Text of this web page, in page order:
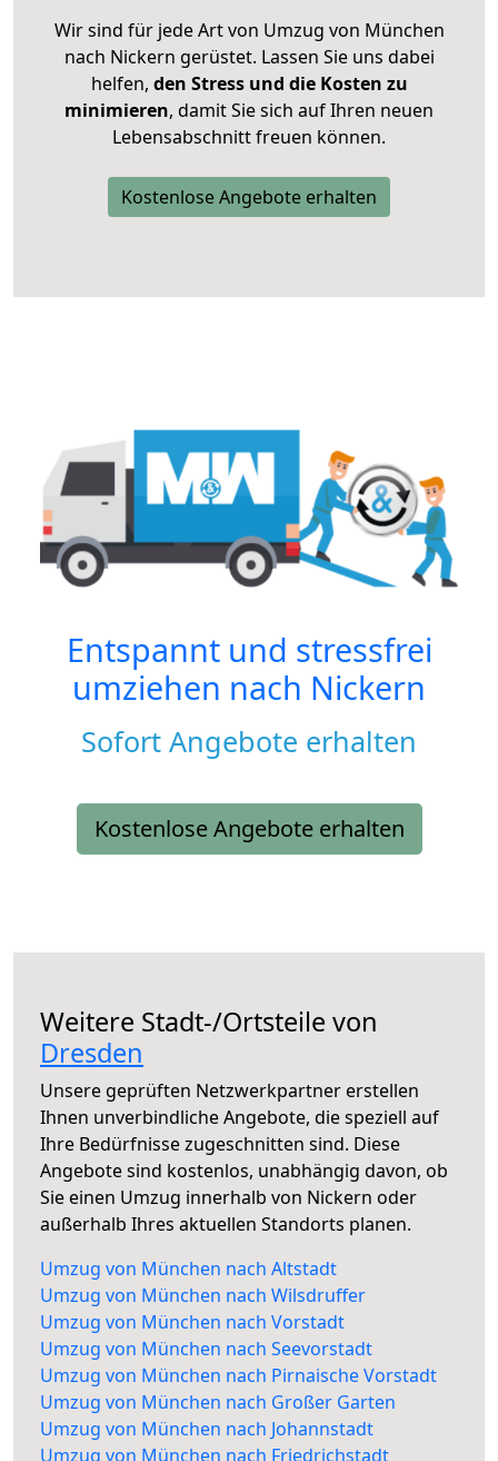
Wir sind für jede Art von Umzug von München
nach Nickern gerüstet. Lassen Sie uns dabei
helfen, den Stress und die Kosten zu
minimieren, damit Sie sich auf Ihren neuen
Lebensabschnitt freuen können.
Kostenlose Angebote erhalten
Entspannt und stressfrei
umziehen nach Nickern
Sofort Angebote erhalten
Kostenlose Angebote erhalten
Weitere Stadt-/Ortsteile von
Dresden
Unsere geprüften Netzwerkpartner erstellen
Ihnen unverbindliche Angebote, die speziell auf
Ihre Bedürfnisse zugeschnitten sind. Diese
Angebote sind kostenlos, unabhängig davon, ob
Sie einen Umzug innerhalb von Nickern oder
außerhalb Ihres aktuellen Standorts planen.
Umzug von München nach Altstadt
Umzug von München nach Wilsdruffer
Umzug von München nach Vorstadt
Umzug von München nach Seevorstadt
Umzug von München nach Pirnaische Vorstadt
Umzug von München nach Großer Garten
Umzug von München nach Johannstadt
Umzug von München nach Friedrichstadt